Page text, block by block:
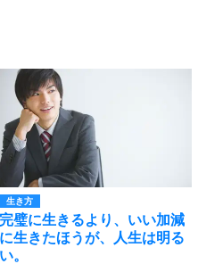
生き方
完璧に生きるより、いい加減
に生きたほうが、人生は明る
い。